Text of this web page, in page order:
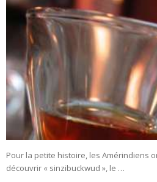
Pour la petite histoire, les Amérindiens
découvrir « sinzibuckwud », le …